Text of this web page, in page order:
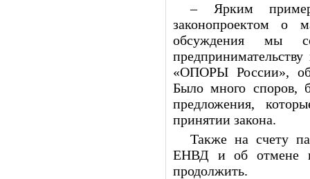
– Ярким
законопроектом о
обсуждения мы
«ОПОРЫ России»,
Было много споров,
предложения,
принятии закона.
Также на счету
ЕНВД и об отмене
продолжить.